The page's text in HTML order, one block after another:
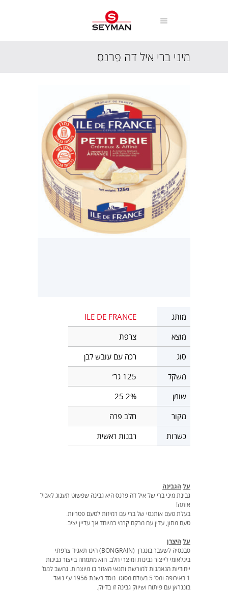
מיני ברי איל דה פרנס
מותג
ILE DE FRANCE
מוצא
צרפת
סוג
רכה עם עובש לבן
משקל
125 גר’
שומן
25.2%
מקור
חלב פרה
כשרות
רבנות ראשית
על הגבינה
גבינת מיני ברי של איל דה פרנס היא גבינה שפשוט תענוג לאכול
אותה!
בעלת טעם אותנטי של ברי עם רמיזות לטעם פטריות.
טעם מתון, עדין עם מרקם קרמי במיוחד אך עדיין יציב.
על היצרן
סבנסיה לשעבר בונגרן (BONGRAIN) הינו תאגיד צרפתי
בינלאומי לייצור גבינות ומוצרי חלב. הוא מתמחה בייצור גבינות
ייחודיות הנאמנות למורשת ותנאי האזור בו מיוצרות. נחשב למס’
1 באירופה ומס’ 5 בעולם מסוגו. נוסד בשנת 1956 ע’י נואל
בונגראן עם פיתוח ושיווק גבינה זו בדיוק.